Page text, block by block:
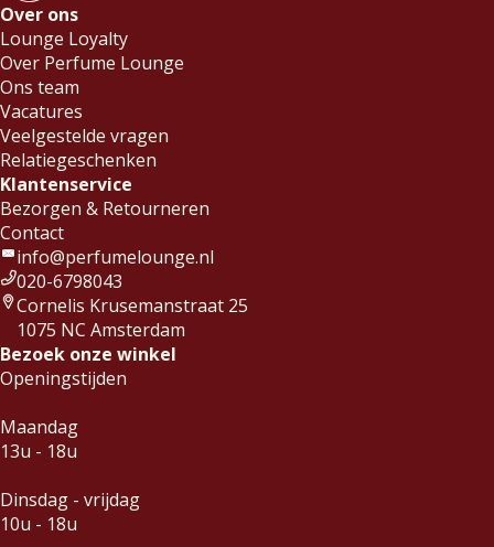
Over ons
Lounge Loyalty
Over Perfume Lounge
Ons team
Vacatures
Veelgestelde vragen
Relatiegeschenken
Klantenservice
Bezorgen & Retourneren
Contact
info@perfumelounge.nl
020-6798043
Cornelis Krusemanstraat 25
1075 NC Amsterdam
Bezoek onze winkel
Openingstijden
Maandag
13u - 18u
Dinsdag - vrijdag
10u - 18u